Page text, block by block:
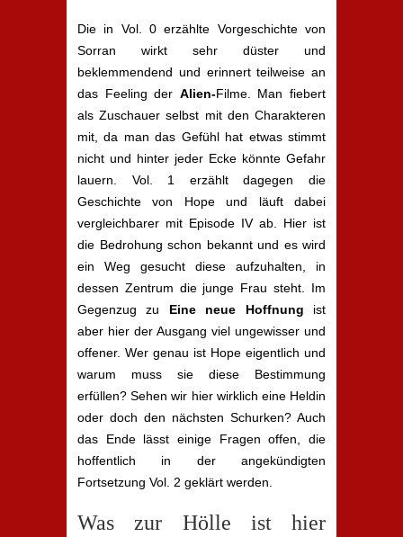
Die in Vol. 0 erzählte Vorgeschichte von
Sorran wirkt sehr düster und
beklemmendend und erinnert teilweise an
das Feeling der Alien-Filme. Man fiebert
als Zuschauer selbst mit den Charakteren
mit, da man das Gefühl hat etwas stimmt
nicht und hinter jeder Ecke könnte Gefahr
lauern. Vol. 1 erzählt dagegen die
Geschichte von Hope und läuft dabei
vergleichbarer mit Episode IV ab. Hier ist
die Bedrohung schon bekannt und es wird
ein Weg gesucht diese aufzuhalten, in
dessen Zentrum die junge Frau steht. Im
Gegenzug zu Eine neue Hoffnung ist
aber hier der Ausgang viel ungewisser und
offener. Wer genau ist Hope eigentlich und
warum muss sie diese Bestimmung
erfüllen? Sehen wir hier wirklich eine Heldin
oder doch den nächsten Schurken? Auch
das Ende lässt einige Fragen offen, die
hoffentlich in der angekündigten
Fortsetzung Vol. 2 geklärt werden.
Was zur Hölle ist hier